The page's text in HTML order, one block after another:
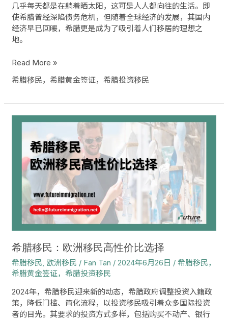
几乎每天都是在躺着晒太阳，这可是人人都向往的生活。即
使希腊曾经深陷债务危机，但随着全球经济的发展，其国内
经济早已回暖，希腊更是成为了吸引着人们移居的理想之
地。
Read More »
希腊移民，希腊黄金签证，希腊投资移民
希腊移民：欧洲移民高性价比选择
希腊移民, 欧洲移民 / Fan Tan /2024年6月26日 / 希腊移民，
希腊黄金签证，希腊投资移民
2024年，希腊移民迎来新的动态，希腊政府调整投资入籍政
策，降低门槛、简化流程，以投资移民吸引着众多国际投资
者的目光。其要求的投资方式多样，包括购买不动产、银行
价
比
选
择